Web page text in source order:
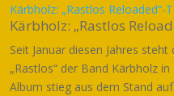
Kärbholz: „Rastlos Reloaded“-
Kärbholz: „Rastlos
Seit Januar diesen Jahres
„Rastlos“ der Band Kärbholz
Album stieg aus dem Stand